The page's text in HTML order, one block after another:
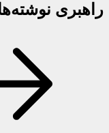
راهبری